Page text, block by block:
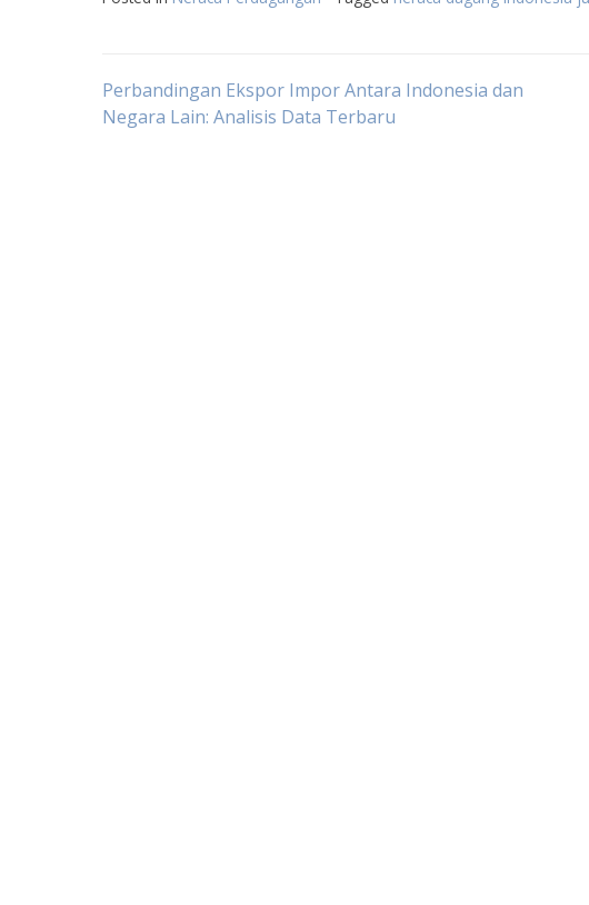
Post
Perbandingan Ekspor Impor Antara Indonesia dan
Negara Lain: Analisis Data Terbaru